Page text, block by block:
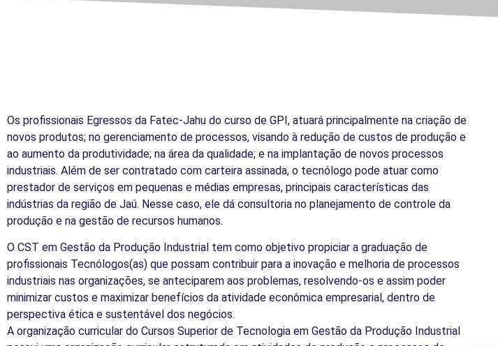
Os profissionais Egressos da Fatec-Jahu do curso de GPI, atuará principalmente na criação de
novos produtos; no gerenciamento de processos, visando à redução de custos de produção e
ao aumento da produtividade; na área da qualidade; e na implantação de novos processos
industriais. Além de ser contratado com carteira assinada, o tecnólogo pode atuar como
prestador de serviços em pequenas e médias empresas, principais características das
indústrias da região de Jaú. Nesse caso, ele dá consultoria no planejamento de controle da
produção e na gestão de recursos humanos.
O CST em Gestão da Produção Industrial tem como objetivo propiciar a graduação de
profissionais Tecnólogos(as) que possam contribuir para a inovação e melhoria de processos
industriais nas organizações, se anteciparem aos problemas, resolvendo-os e assim poder
minimizar custos e maximizar benefícios da atividade econômica empresarial, dentro de
perspectiva ética e sustentável dos negócios.
A organização curricular do Cursos Superior de Tecnologia em Gestão da Produção Industrial